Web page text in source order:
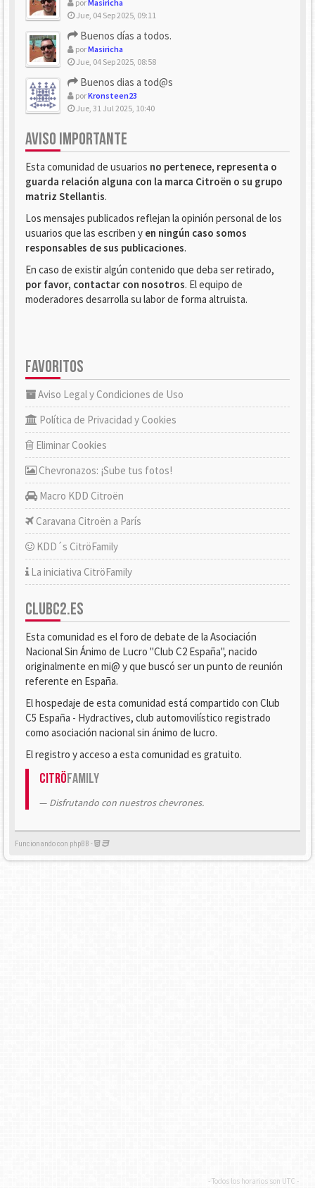
porMasiricha
Jue, 04 Sep 2025, 09:11
Buenos días a todos.
porMasiricha
Jue, 04 Sep 2025, 08:58
Buenos dias a tod@s
porKronsteen23
Jue, 31 Jul 2025, 10:40
AVISO IMPORTANTE
Esta comunidad de usuarios no pertenece, representa o
guarda relación alguna con la marca Citroën o su grupo
matriz Stellantis.
Los mensajes publicados reflejan la opinión personal de los
usuarios que las escriben y en ningún caso somos
responsables de sus publicaciones.
En caso de existir algún contenido que deba ser retirado,
por favor, contactar con nosotros. El equipo de
moderadores desarrolla su labor de forma altruista.
FAVORITOS
Aviso Legal y Condiciones de Uso
Política de Privacidad y Cookies
Eliminar Cookies
Chevronazos: ¡Sube tus fotos!
Macro KDD Citroën
Caravana Citroën a París
KDD´s CitröFamily
La iniciativa CitröFamily
CLUBC2.ES
Esta comunidad es el foro de debate de la Asociación
Nacional Sin Ánimo de Lucro "Club C2 España", nacido
originalmente en mi@ y que buscó ser un punto de reunión
referente en España.
El hospedaje de esta comunidad está compartido con Club
C5 España - Hydractives, club automovilístico registrado
como asociación nacional sin ánimo de lucro.
El registro y acceso a esta comunidad es gratuito.
CitröFamily
Disfrutando con nuestros chevrones.
Funcionando con phpBB -
- Todos los horarios son UTC -